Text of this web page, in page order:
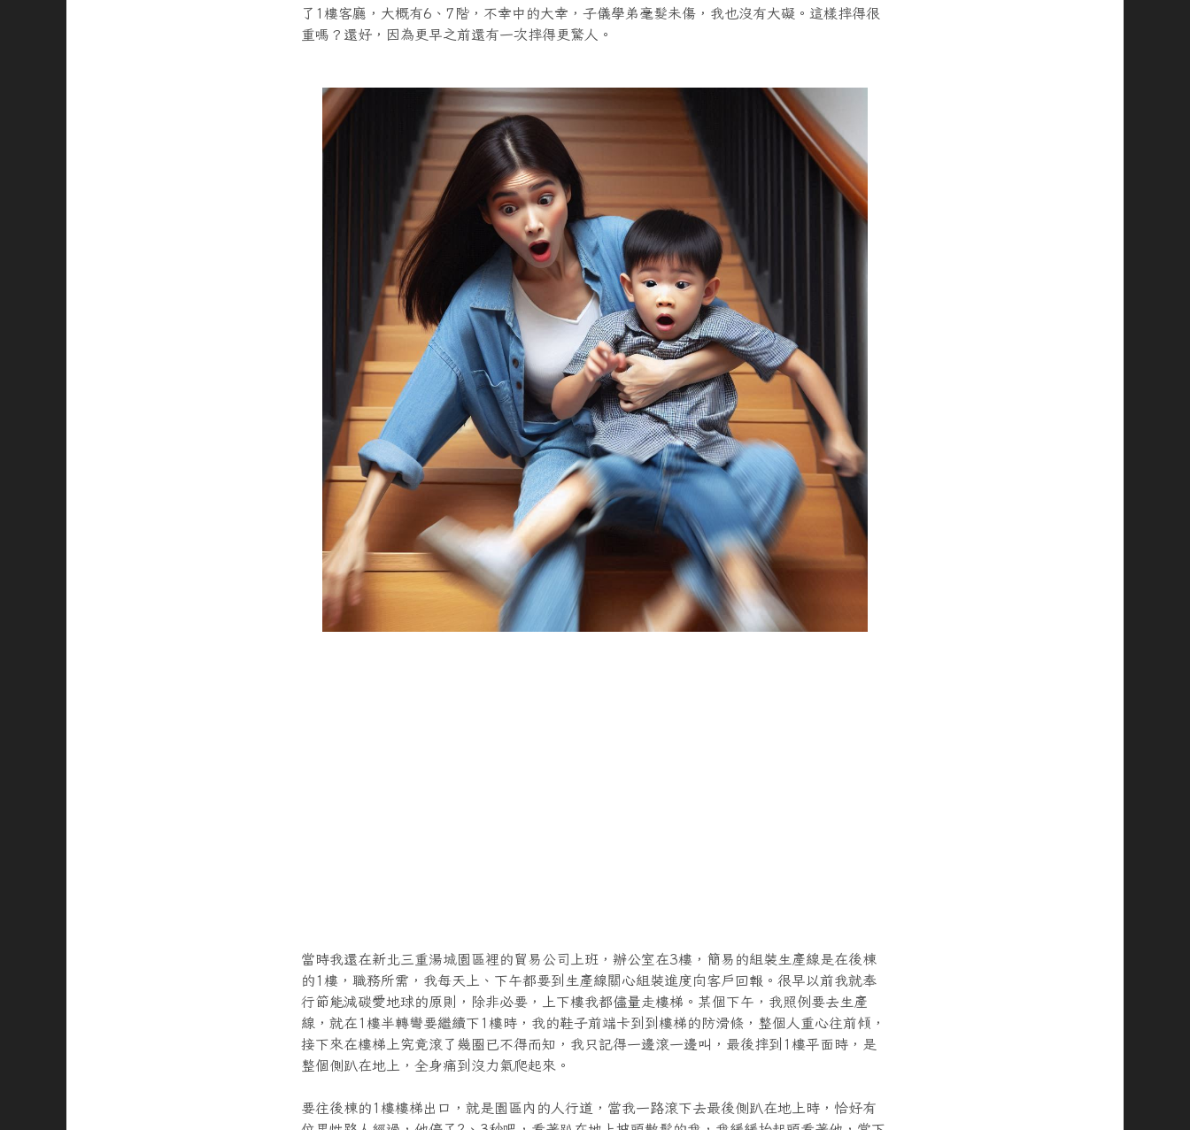
了1樓客廳，大概有6、7階，不幸中的大幸，子儀學弟毫髮未傷，我也沒有大礙。這樣摔得很
重嗎？還好，因為更早之前還有一次摔得更驚人。
當時我還在新北三重湯城園區裡的貿易公司上班，辦公室在3樓，簡易的組裝生產線是在後棟
的1樓，職務所需，我每天上、下午都要到生產線關心組裝進度向客戶回報。很早以前我就奉
行節能減碳愛地球的原則，除非必要，上下樓我都儘量走樓梯。某個下午，我照例要去生產
線，就在1樓半轉彎要繼續下1樓時，我的鞋子前端卡到到樓梯的防滑條，整個人重心往前傾，
接下來在樓梯上究竟滾了幾圈已不得而知，我只記得一邊滾一邊叫，最後摔到1樓平面時，是
整個側趴在地上，全身痛到沒力氣爬起來。
要往後棟的1樓樓梯出口，就是園區內的人行道，當我一路滾下去最後側趴在地上時，恰好有